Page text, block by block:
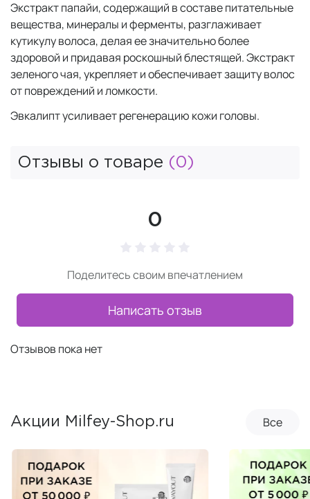
Экстракт папайи, содержащий в составе питательные
вещества, минералы и ферменты, разглаживает
кутикулу волоса, делая ее значительно более
здоровой и придавая роскошный блестящей. Экстракт
зеленого чая, укрепляет и обеспечивает защиту волос
от повреждений и ломкости.
Эвкалипт усиливает регенерацию кожи головы.
Отзывы о товаре (0)
0
Поделитесь своим впечатлением
Написать отзыв
Отзывов пока нет
Акции Milfey-Shop.ru Все